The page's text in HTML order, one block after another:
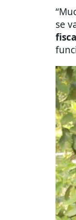
se